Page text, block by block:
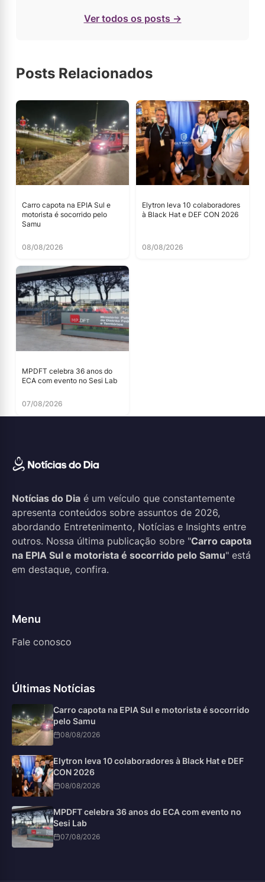
Ver todos os posts →
Posts Relacionados
Carro capota na EPIA Sul e
motorista é socorrido pelo
Samu
08/08/2026
Elytron leva 10 colaboradores
à Black Hat e DEF CON 2026
08/08/2026
MPDFT celebra 36 anos do
ECA com evento no Sesi Lab
07/08/2026
Notícias do Dia é um veículo que constantemente
apresenta conteúdos sobre assuntos de 2026,
abordando Entretenimento, Notícias e Insights entre
outros. Nossa última publicação sobre "Carro capota
na EPIA Sul e motorista é socorrido pelo Samu" está
em destaque, confira.
Menu
Fale conosco
Últimas Notícias
Carro capota na EPIA Sul e motorista é socorrido
pelo Samu
08/08/2026
Elytron leva 10 colaboradores à Black Hat e DEF
CON 2026
08/08/2026
MPDFT celebra 36 anos do ECA com evento no
Sesi Lab
07/08/2026